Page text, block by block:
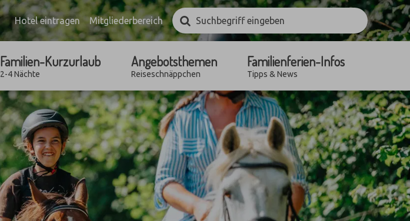
Hotel eintragen Mitgliederbereich
Suchbegriff
eingebenSuchen
Familien-Kurzurlaub
2-4 Nächte
Angebotsthemen
Reiseschnäppchen
Familienferien-Infos
Tipps & News